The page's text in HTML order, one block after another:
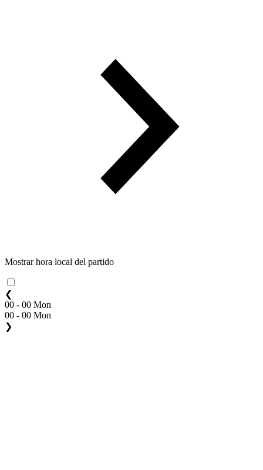
Mostrar hora local del partido
❮
00 - 00 Mon
00 - 00 Mon
❯